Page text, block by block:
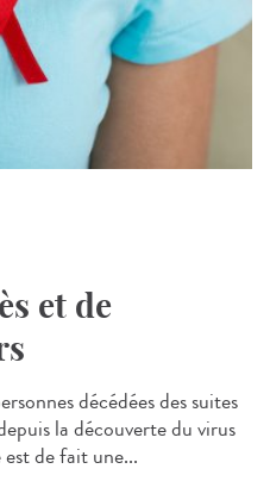
et de
décédées des suites
la découverte du virus
de fait une...